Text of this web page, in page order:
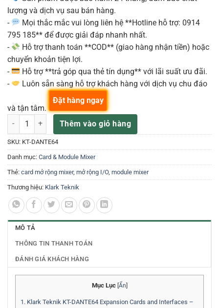
lượng và dịch vụ sau bán hàng.
-
Mọi thắc mắc vui lòng liên hệ **Hotline hỗ trợ: 0914
795 185** để được giải đáp nhanh nhất.
-
Hỗ trợ thanh toán **COD** (giao hàng nhận tiền) hoặc
chuyển khoản tiện lợi.
-
Hỗ trợ **trả góp qua thẻ tín dụng** với lãi suất ưu đãi.
-
Luôn sẵn sàng hỗ trợ khách hàng với dịch vụ chu đáo
và tận tâm.
KT-DANTE64 Expansion Cards and InterfacesKlark Teknik số lượng
Thêm vào giỏ hàng
Đặt hàng ngay
SKU: KT-DANTE64
Danh mục: Card & Module Mixer
Thẻ: card mở rộng mixer, mở rộng I/O, module mixer
Thương hiệu: Klark Teknik
MÔ TẢ
THÔNG TIN THANH TOÁN
ĐÁNH GIÁ KHÁCH HÀNG
Mục Lục Ẩn
1. Klark Teknik KT-DANTE64 Expansion Cards and Interfaces –